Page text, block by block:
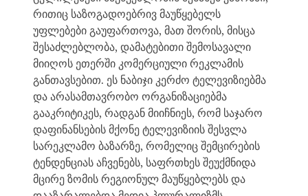
რითიც საზოგადოებრივ მაუწყებელს
უფლებები გაუფართოვა, მათ შორის, მისცა
შესაძლებლობა, დამატებითი შემოსავალი
მიიღოს ეთერში კომერციული რეკლამის
განთავსებით. ეს ნაბიჯი კერძო ტელევიზიებმა
და არასამთავრობო ორგანიზაციებმა
გააკრიტიკეს, რადგან მიიჩნიეს, რომ საჯარო
დაფინანსების მქონე ტელევიზიის შესვლა
სარეკლამო ბაზარზე, რომელიც შემცირების
ტენდენციას აჩვენებს, საფრთხეს შეუქმნიდა
მცირე ზომის რეგიონულ მაუწყებლებს და